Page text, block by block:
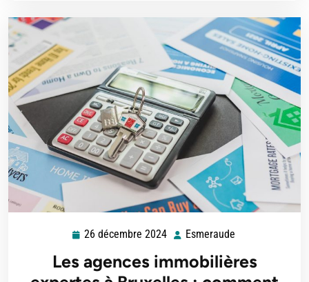
26 décembre 2024 26
décembre
2024
Esmeraude
Les agences immobilières